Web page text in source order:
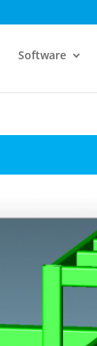
Software